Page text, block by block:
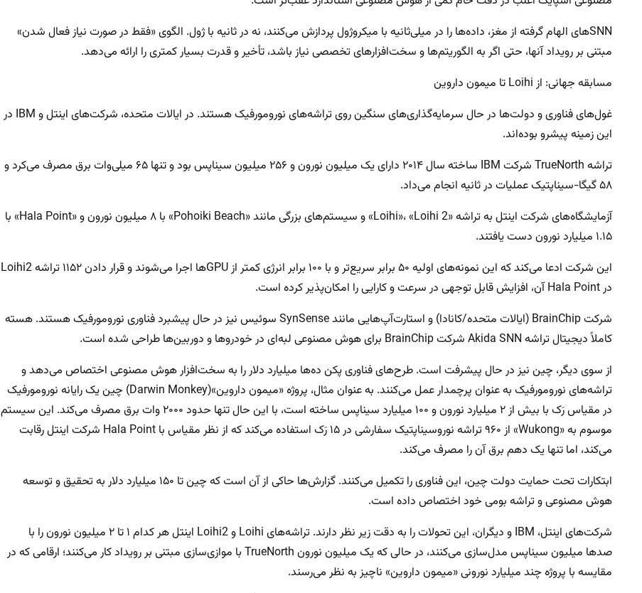
SNNهای الهام گرفته از مغز، داده‌ها را در میلی‌ثانیه با میکروژول پردازش می‌کنند، نه در ثانیه با ژول. الگوی «فقط در صورت نیاز فعال شدن»
مبتنی بر رویداد آنها، حتی اگر به الگوریتم‌ها و سخت‌افزارهای تخصصی نیاز باشد، تأخیر و قدرت بسیار کمتری را ارائه می‌دهد.
مسابقه جهانی: از Loihi تا میمون داروین
غول‌های فناوری و دولت‌ها در حال سرمایه‌گذاری‌های سنگین روی تراشه‌های نورومورفیک هستند. در ایالات متحده، شرکت‌های اینتل و IBM در
این زمینه پیشرو بوده‌اند.
تراشه TrueNorth شرکت IBM ساخته سال ۲۰۱۴ دارای یک میلیون نورون و ۲۵۶ میلیون سیناپس بود و تنها ۶۵ میلی‌وات برق مصرف می‌کرد و
۵۸ گیگا-سیناپتیک عملیات در ثانیه انجام می‌داد.
آزمایشگاه‌های شرکت اینتل به تراشه «Loihi»، «Loihi 2» و سیستم‌های بزرگی مانند «Pohoiki Beach» با ۸ میلیون نورون و «Hala Point» با
۱.۱۵ میلیارد نورون دست یافتند.
این شرکت ادعا می‌کند که این نمونه‌های اولیه ۵۰ برابر سریع‌تر و با ۱۰۰ برابر انرژی کمتر از GPUها اجرا می‌شوند و قرار دادن ۱۱۵۲ تراشه Loihi2
در Hala Point آن، افزایش قابل توجهی در سرعت و کارایی را امکان‌پذیر کرده است.
شرکت BrainChip (ایالات متحده/کانادا) و استارت‌آپ‌هایی مانند SynSense سوئیس نیز در حال پیشبرد فناوری نورومورفیک هستند. هسته
کاملاً دیجیتال تراشه Akida SNN شرکت BrainChip برای هوش مصنوعی لبه‌ای در خودروها و دوربین‌ها طراحی شده است.
از سوی دیگر، چین نیز در حال پیشرفت است. طرح‌های فناوری پکن ده‌ها میلیارد دلار را به سخت‌افزار هوش مصنوعی اختصاص می‌دهد و
تراشه‌های نورومورفیک به عنوان پرچمدار عمل می‌کنند. به عنوان مثال، پروژه «میمون داروین»(Darwin Monkey) چین یک رایانه نورومورفیک
در مقیاس رَک با بیش از ۲ میلیارد نورون و ۱۰۰ میلیارد سیناپس ساخته است، با این حال تنها حدود ۲۰۰۰ وات برق مصرف می‌کند. این سیستم
موسوم به «Wukong» از ۹۶۰ تراشه نوروسیناپتیک سفارشی در ۱۵ رَک استفاده می‌کند که از نظر مقیاس با Hala Point شرکت اینتل رقابت
می‌کند، اما تنها یک دهم برق آن را مصرف می‌کند.
ابتکارات تحت حمایت دولت چین، این فناوری را تکمیل می‌کنند. گزارش‌ها حاکی از آن است که چین تا ۱۵۰ میلیارد دلار به تحقیق و توسعه
هوش مصنوعی و تراشه بومی خود اختصاص داده است.
شرکت‌های اینتل، IBM و دیگران، این تحولات را به دقت زیر نظر دارند. تراشه‌های Loihi و Loihi2 اینتل هر کدام ۱ تا ۲ میلیون نورون را با
صدها میلیون سیناپس مدل‌سازی می‌کنند، در حالی که یک میلیون نورون TrueNorth با موازی‌سازی مبتنی بر رویداد کار می‌کنند؛ ارقامی که در
مقایسه با پروژه چند میلیارد نورونی «میمون داروین» ناچیز به نظر می‌رسند.